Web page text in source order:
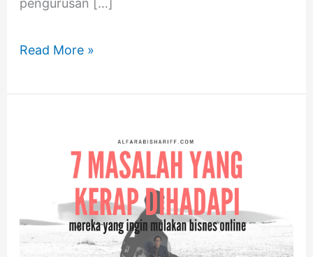
pengurusan […]
Read More »
Dihadapi Mereka